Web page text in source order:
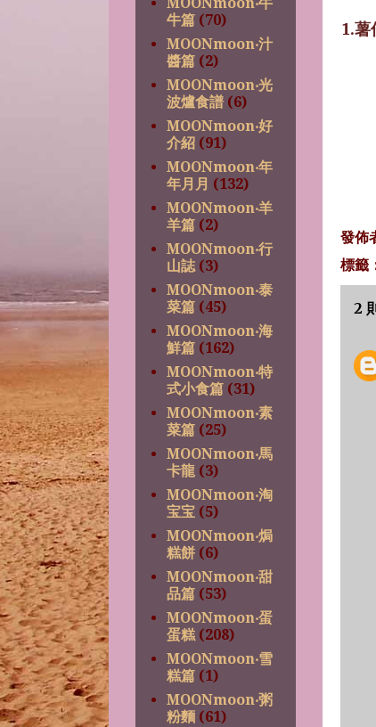
1.
發佈
標籤
2
MOONmoon‧牛
牛篇 (70)
MOONmoon‧汁
醬篇 (2)
MOONmoon‧光
波爐食譜 (6)
MOONmoon‧好
介紹 (91)
MOONmoon‧年
年月月 (132)
MOONmoon‧羊
羊篇 (2)
MOONmoon‧行
山誌 (3)
MOONmoon‧泰
菜篇 (45)
MOONmoon‧海
鮮篇 (162)
MOONmoon‧特
式小食篇 (31)
MOONmoon‧素
菜篇 (25)
MOONmoon‧馬
卡龍 (3)
MOONmoon‧淘
宝宝 (5)
MOONmoon‧焗
糕餅 (6)
MOONmoon‧甜
品篇 (53)
MOONmoon‧蛋
蛋糕 (208)
MOONmoon‧雪
糕篇 (1)
MOONmoon‧粥
粉麵 (61)